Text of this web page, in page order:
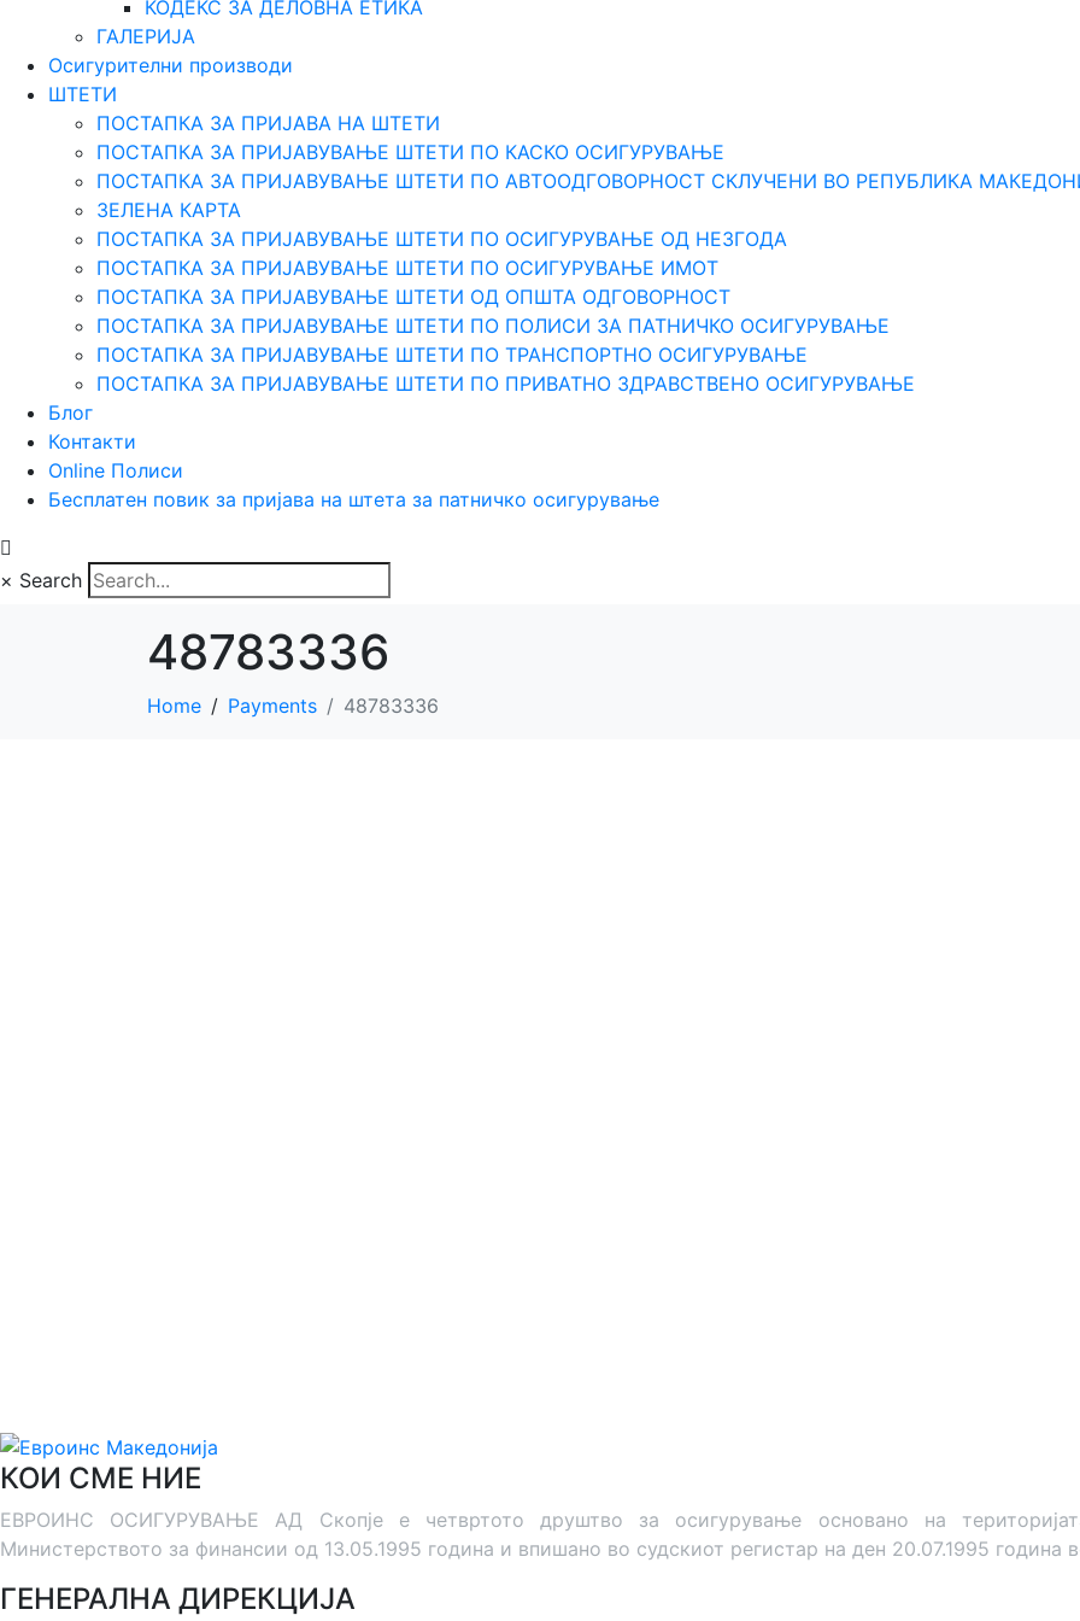
КОДЕКС ЗА ДЕЛОВНА ЕТИКА
ГАЛЕРИЈА
Осигурителни производи
ШТЕТИ
ПОСТАПКА ЗА ПРИЈАВА НА ШТЕТИ
ПОСТАПКА ЗА ПРИЈАВУВАЊЕ ШТЕТИ ПО КАСКО ОСИГУРУВАЊЕ
ПОСТАПКА ЗА ПРИЈАВУВАЊЕ ШТЕТИ ПО АВТООДГОВОРНОСТ СКЛУЧЕНИ ВО РЕПУБЛИКА
ЗЕЛЕНА КАРТА
ПОСТАПКА ЗА ПРИЈАВУВАЊЕ ШТЕТИ ПО ОСИГУРУВАЊЕ ОД НЕЗГОДА
ПОСТАПКА ЗА ПРИЈАВУВАЊЕ ШТЕТИ ПО ОСИГУРУВАЊЕ ИМОТ
ПОСТАПКА ЗА ПРИЈАВУВАЊЕ ШТЕТИ ОД ОПШТА ОДГOВОРНОСТ
ПОСТАПКА ЗА ПРИЈАВУВАЊЕ ШТЕТИ ПО ПОЛИСИ ЗА ПАТНИЧКО ОСИГУРУВАЊЕ
ПОСТАПКА ЗА ПРИЈАВУВАЊЕ ШТЕТИ ПО ТРАНСПОРТНО ОСИГУРУВАЊЕ
ПОСТАПКА ЗА ПРИЈАВУВАЊЕ ШТЕТИ ПО ПРИВАТНО ЗДРАВСТВЕНО ОСИГУРУВАЊЕ
Блог
Контакти
Online Полиси
Бесплатен повик за пријава на штета за патничко осигурување
× Search
48783336
Home Payments 48783336
КОИ СМЕ НИЕ
ЕВРОИНС ОСИГУРУВАЊЕ АД Скопје е четвртото друштво за осигурување основано на
Министерството за финансии од 13.05.1995 година и впишано во судскиот регистар на ден 20.07.1995 година
ГЕНЕРАЛНА ДИРЕКЦИЈА